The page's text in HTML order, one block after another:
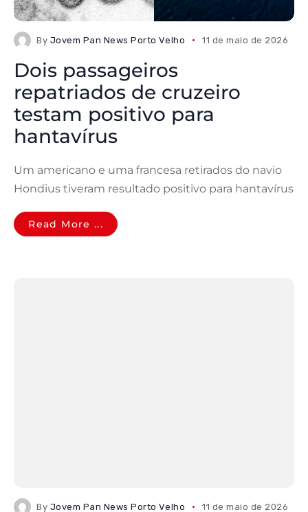
By Jovem Pan News Porto Velho 11 de maio de 2026
Dois passageiros
repatriados de cruzeiro
testam positivo para
hantavírus
Um americano e uma francesa retirados do navio
Hondius tiveram resultado positivo para hantavírus
Read More ...
By Jovem Pan News Porto Velho 11 de maio de 2026